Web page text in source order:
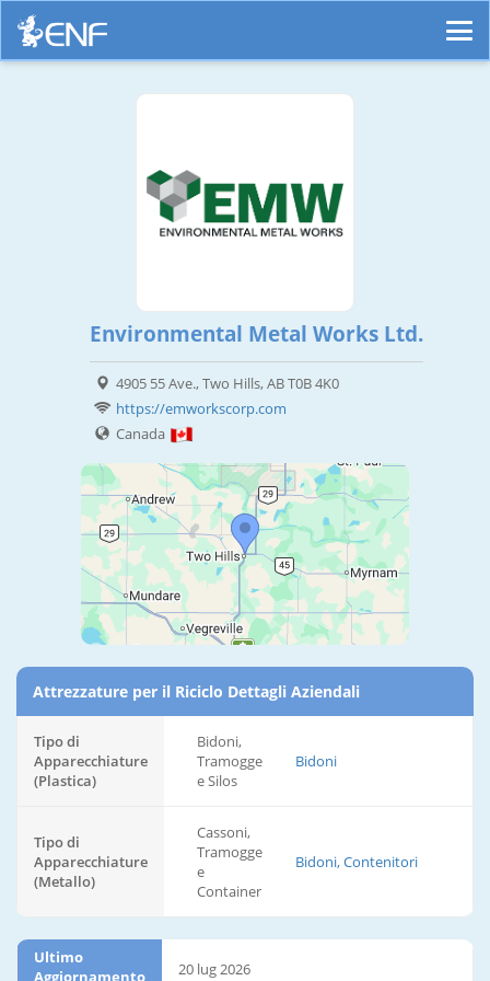
Environmental Metal Works Ltd.
4905 55 Ave., Two Hills, AB T0B 4K0
https://emworkscorp.com
Canada
Attrezzature per il Riciclo Dettagli Aziendali
Tipo di
Apparecchiature
(Plastica)
Bidoni,
Tramogge
e Silos
Bidoni
Tipo di
Apparecchiature
(Metallo)
Cassoni,
Tramogge
e
Container
Bidoni, Contenitori
Ultimo
Aggiornamento
20 lug 2026